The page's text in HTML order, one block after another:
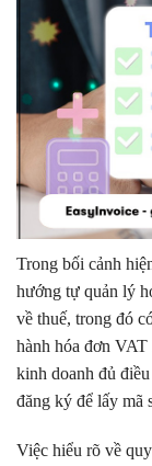
Trong bối cảnh
hướng tự quản lý
về thuế, trong đó
hành hóa đơn
kinh doanh đủ
đăng ký để lấy mã
Việc hiểu rõ về